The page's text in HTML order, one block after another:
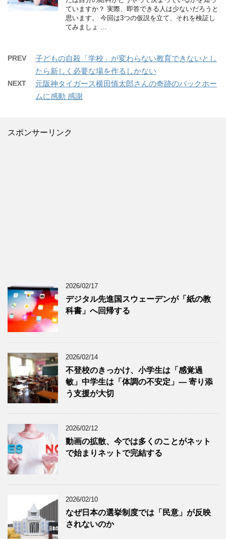
ていますか？ 実際、即答できる人は少ないだろうと
思います。 今回は3つの仮説を立て、それを検証し
てみましょ …
PREV
子どもの自殺「学校」が変わらない教育できないとし
たら新しく必要な場を作るしかない
NEXT
元阪神タイガース横田慎太郎さんの奇跡のバックホー
ムに感動 感謝
スポンサーリンク
2026/02/17
デジタル先進国スウェーデンが「紙の教
科書」へ回帰する
2026/02/14
不登校のきっかけ、小学生は「感覚過
敏」中学生は「体調の不安定」― 寄り添
う支援が大切
2026/02/12
動画の拡散、今では多くのことがネット
で始まりネットで完結する
2026/02/10
なぜ日本の選挙制度では「民意」が反映
されないのか